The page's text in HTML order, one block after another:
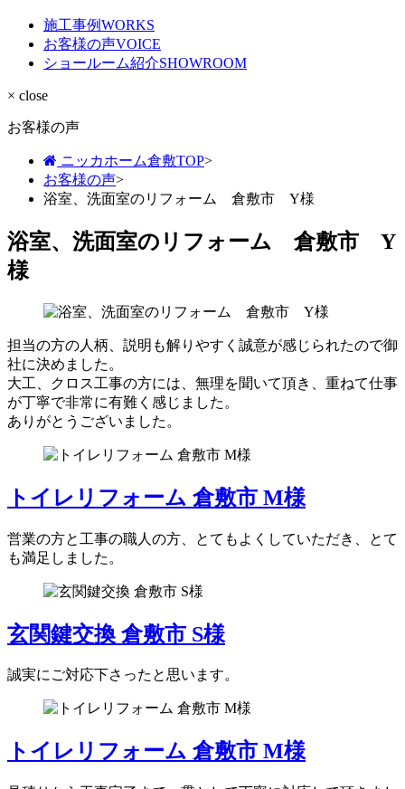
施工事例WORKS
お客様の声VOICE
ショールーム紹介SHOWROOM
× close
お客様の声
ニッカホーム倉敷TOP>
お客様の声>
浴室、洗面室のリフォーム 倉敷市 Y様
浴室、洗面室のリフォーム 倉敷市 Y
様
担当の方の人柄、説明も解りやすく誠意が感じられたので御
社に決めました。
大工、クロス工事の方には、無理を聞いて頂き、重ねて仕事
が丁寧で非常に有難く感じました。
ありがとうございました。
トイレリフォーム 倉敷市 M様
営業の方と工事の職人の方、とてもよくしていただき、とて
も満足しました。
玄関鍵交換 倉敷市 S様
誠実にご対応下さったと思います。
トイレリフォーム 倉敷市 M様